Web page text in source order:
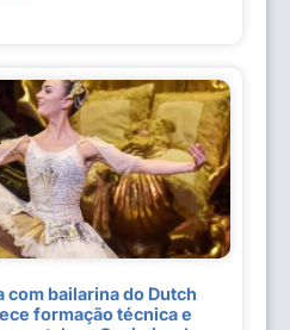
com bailarina do Dutch
formação técnica e